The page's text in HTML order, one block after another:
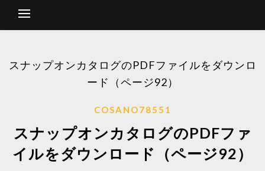
スナップオンカタログのPDFファイルをダウンロ
ード（ページ92）
COSANO78551
スナップオンカタログのPDFファ
イルをダウンロード（ページ92）